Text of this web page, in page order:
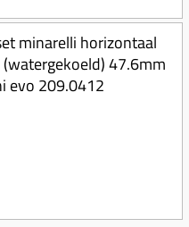
minarelli horizontaal
47.6mm
evo 209.0412